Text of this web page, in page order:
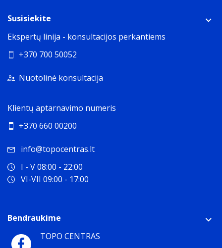
Susisiekite
Ekspertų linija - konsultacijos perkantiems
+370 700 50052
Nuotolinė konsultacija
Klientų aptarnavimo numeris
+370 660 00200
info@topocentras.lt
I - V 08:00 - 22:00
VI-VII 09:00 - 17:00
Bendraukime
TOPO CENTRAS